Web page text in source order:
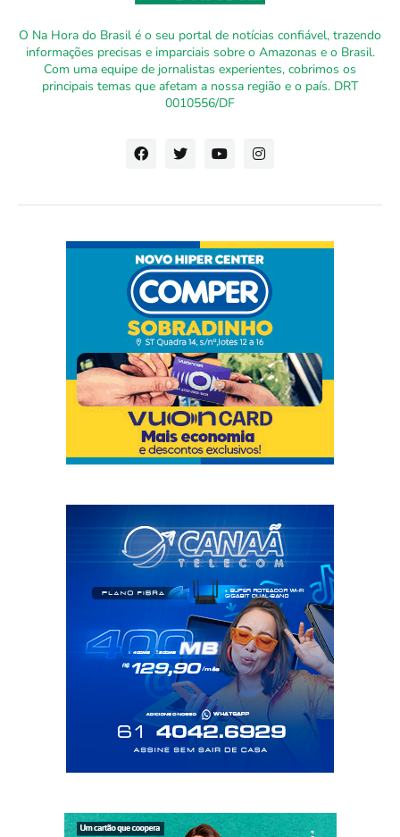
O Na Hora do Brasil é o seu portal de notícias confiável, trazendo
informações precisas e imparciais sobre o Amazonas e o Brasil.
Com uma equipe de jornalistas experientes, cobrimos os
principais temas que afetam a nossa região e o país. DRT
0010556/DF